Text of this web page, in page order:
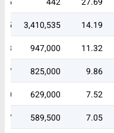
14.19
3,410,535
11.32
947,000
9.86
825,000
7.52
629,000
0
7.05
589,500